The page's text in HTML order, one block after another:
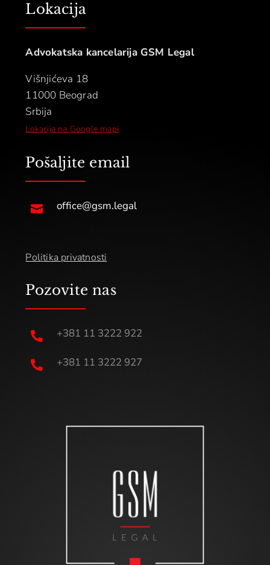
Lokacija
Advokatska kancelarija GSM Legal
Višnjićeva 18
11000 Beograd
Srbija
Lokacija na Google mapi
Pošaljite email
 office@gsm.legal
Politika privatnosti
Pozovite nas
 +381 11 3222 922
 +381 11 3222 927